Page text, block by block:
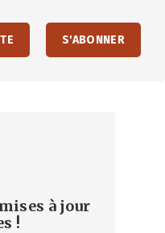
S'ABONNER
à jour
!